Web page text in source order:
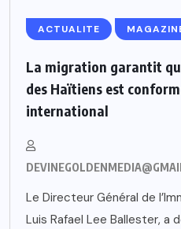
ACTUALITE
La migration garantit
des Haïtiens est
international
Le Directeur Général de
Luis Rafael Lee Ballester, a